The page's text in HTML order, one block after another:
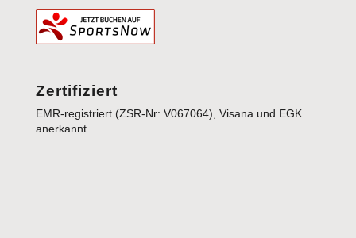
Zertifiziert
EMR-registriert (ZSR-Nr: V067064), Visana und EGK
anerkannt